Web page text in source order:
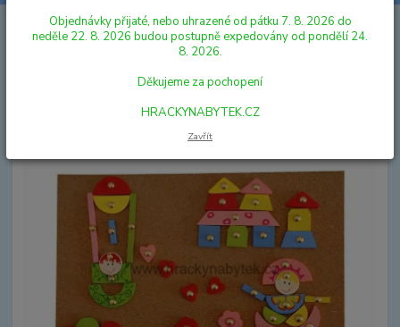
DŘEVĚNÉ HRAČKY DIDAKTICKÉ HRAČKY
Woody Deska s
přibíjecími tvary - Růžová
Woody Deska s přibíjecími tvary -
Objednávky přijaté, nebo uhrazené od pátku 7. 8. 2026 do
neděle 22. 8. 2026 budou postupně expedovány od pondělí 24.
8. 2026.
Děkujeme za pochopení
HRACKYNABYTEK.CZ
Zavřít